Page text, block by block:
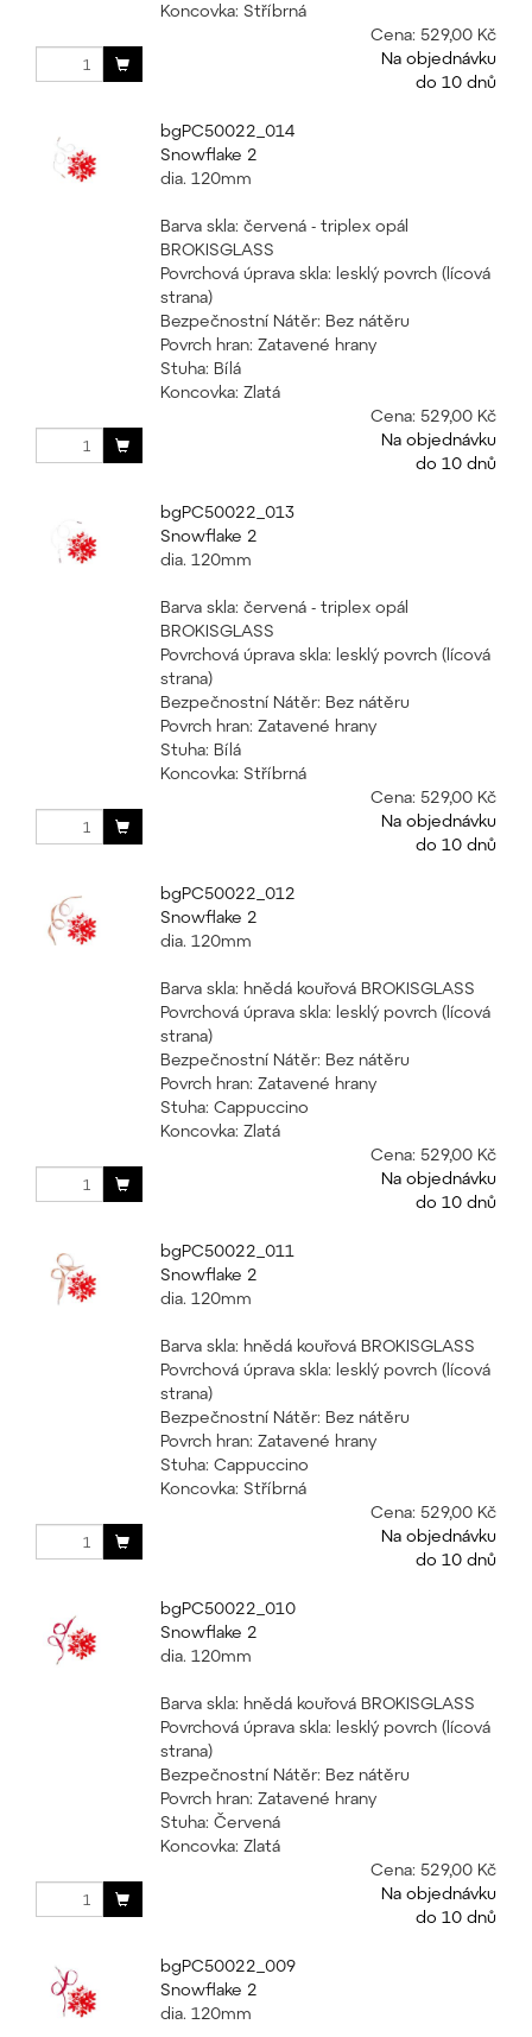
Koncovka: Stříbrná
Cena: 529,00 Kč
Na objednávku
do 10 dnů
bgPC50022_014
Snowflake 2
dia. 120mm
Barva skla: červená - triplex opál
BROKISGLASS
Povrchová úprava skla: lesklý povrch (lícová
strana)
Bezpečnostní Nátěr: Bez nátěru
Povrch hran: Zatavené hrany
Stuha: Bílá
Koncovka: Zlatá
Cena: 529,00 Kč
Na objednávku
do 10 dnů
bgPC50022_013
Snowflake 2
dia. 120mm
Barva skla: červená - triplex opál
BROKISGLASS
Povrchová úprava skla: lesklý povrch (lícová
strana)
Bezpečnostní Nátěr: Bez nátěru
Povrch hran: Zatavené hrany
Stuha: Bílá
Koncovka: Stříbrná
Cena: 529,00 Kč
Na objednávku
do 10 dnů
bgPC50022_012
Snowflake 2
dia. 120mm
Barva skla: hnědá kouřová BROKISGLASS
Povrchová úprava skla: lesklý povrch (lícová
strana)
Bezpečnostní Nátěr: Bez nátěru
Povrch hran: Zatavené hrany
Stuha: Cappuccino
Koncovka: Zlatá
Cena: 529,00 Kč
Na objednávku
do 10 dnů
bgPC50022_011
Snowflake 2
dia. 120mm
Barva skla: hnědá kouřová BROKISGLASS
Povrchová úprava skla: lesklý povrch (lícová
strana)
Bezpečnostní Nátěr: Bez nátěru
Povrch hran: Zatavené hrany
Stuha: Cappuccino
Koncovka: Stříbrná
Cena: 529,00 Kč
Na objednávku
do 10 dnů
bgPC50022_010
Snowflake 2
dia. 120mm
Barva skla: hnědá kouřová BROKISGLASS
Povrchová úprava skla: lesklý povrch (lícová
strana)
Bezpečnostní Nátěr: Bez nátěru
Povrch hran: Zatavené hrany
Stuha: Červená
Koncovka: Zlatá
Cena: 529,00 Kč
Na objednávku
do 10 dnů
bgPC50022_009
Snowflake 2
dia. 120mm